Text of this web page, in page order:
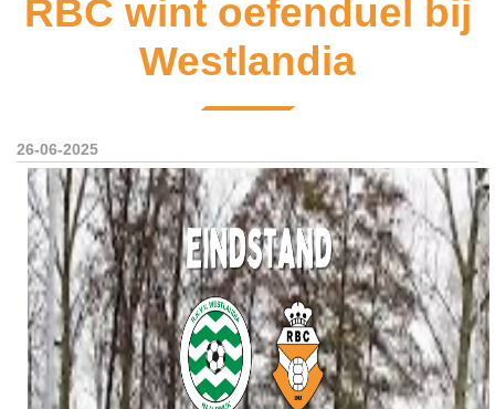
RBC wint oefenduel bij
Westlandia
26-06-2025